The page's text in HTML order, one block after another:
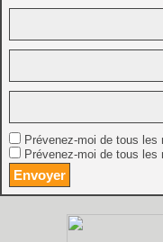
Prévenez-moi de tous les
Prévenez-moi de tous les